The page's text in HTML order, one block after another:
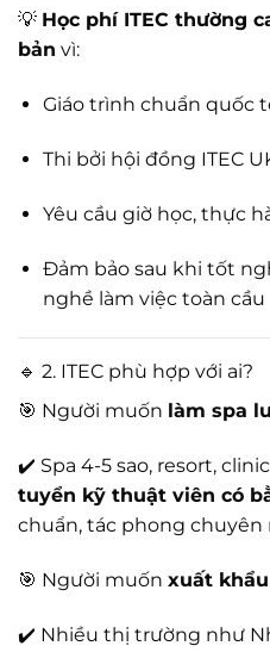
💡 Học phí ITEC thường
bản vì:
Giáo trình chuẩn quốc
Thi bởi hội đồng ITEC
Yêu cầu giờ học, thực
Đảm bảo sau khi tốt
nghề làm việc toàn cầu
🔹 2. ITEC phù hợp với ai?
🎯 Người muốn làm spa
✔️ Spa 4-5 sao, resort,
tuyển kỹ thuật viên có
chuẩn, tác phong chuyên
🎯 Người muốn xuất
✔️ Nhiều thị trường như